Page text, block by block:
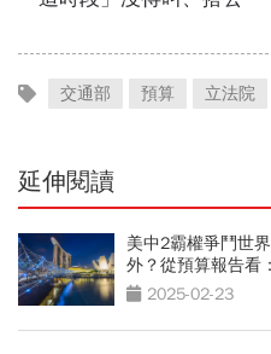
交通部 預算 立法院
延伸閱讀
美中2霸權爭鬥世
外？從預算報告看
2025-02-23